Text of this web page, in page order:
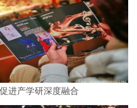
进产学研深度融合